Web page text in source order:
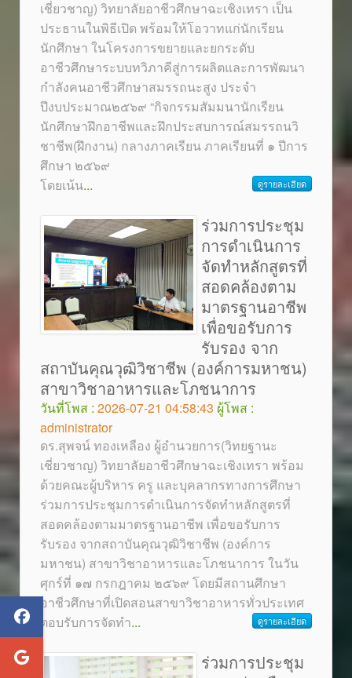
เชี่ยวชาญ) วิทยาลัยอาชีวศึกษาฉะเชิงเทรา เป็น
ประธานในพิธีเปิด พร้อมให้โอวาทแก่นักเรียน
นักศึกษา ในโครงการขยายและยกระดับ
อาชีวศึกษาระบบทวิภาคีสู่การผลิตและการพัฒนา
กำลังคนอาชีวศึกษาสมรรถนะสูง ประจำ
ปีงบประมาณ๒๕๖๙ “กิจกรรมสัมมนานักเรียน
นักศึกษาฝึกอาชีพและฝึกประสบการณ์สมรรถนวิ
ชาชีพ(ฝึกงาน) กลางภาคเรียน ภาคเรียนที่ ๑ ปีการ
ศึกษา ๒๕๖๙
โดยเน้น... ดูรายละเอียด
ร่วมการประชุม
การดำเนินการ
จัดทำหลักสูตรที่
สอดคล้องตาม
มาตรฐานอาชีพ
เพื่อขอรับการ
รับรอง จาก
สถาบันคุณวุฒิวิชาชีพ (องค์การมหาชน)
สาขาวิชาอาหารและโภชนาการ
วันที่โพส : 2026-07-21 04:58:43 ผู้โพส :
administrator
ดร.สุพจน์ ทองเหลือง ผู้อำนวยการ(วิทยฐานะ
เชี่ยวชาญ) วิทยาลัยอาชีวศึกษาฉะเชิงเทรา พร้อม
ด้วยคณะผู้บริหาร ครู และบุคลากรทางการศึกษา
ร่วมการประชุมการดำเนินการจัดทำหลักสูตรที่
สอดคล้องตามมาตรฐานอาชีพ เพื่อขอรับการ
รับรอง จากสถาบันคุณวุฒิวิชาชีพ (องค์การ
มหาชน) สาขาวิชาอาหารและโภชนาการ ในวัน
ศุกร์ที่ ๑๗ กรกฎาคม ๒๕๖๙ โดยมีสถานศึกษา
อาชีวศึกษาที่เปิดสอนสาขาวิชาอาหารทั่วประเทศ
ตอบรับการจัดทำ... ดูรายละเอียด
ร่วมการประชุม